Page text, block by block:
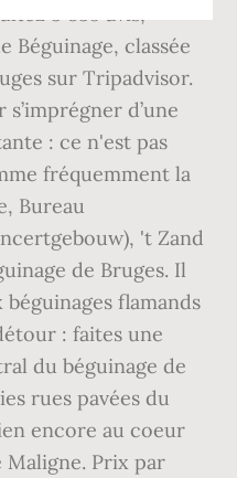
3 835 avis,
Béguinage, classée
sur Tripadvisor.
d’une
: ce n'est pas
fréquemment la
Bureau
't Zand
de Bruges. Il
flamands
: faites une
du béguinage de
rues pavées du
encore au coeur
Maligne. Prix par